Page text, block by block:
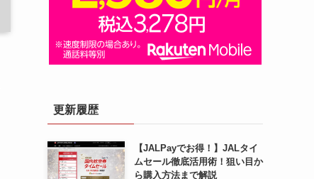
更新履歴
【JALPayでお得！】JALタイ
ムセール徹底活用術！狙い目か
ら購入方法まで解説